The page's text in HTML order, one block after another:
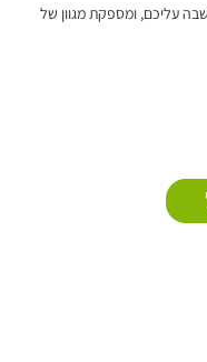
עליכם, ומספקת מגוון של
החיצונית שלכם לקלה